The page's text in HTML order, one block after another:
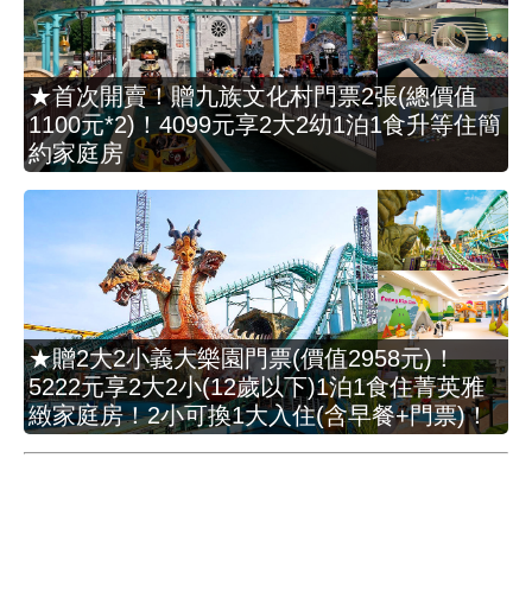
★首次開賣！贈九族文化村門票2張(總價值
1100元*2)！4099元享2大2幼1泊1食升等住簡
約家庭房
★贈2大2小義大樂園門票(價值2958元)！
5222元享2大2小(12歲以下)1泊1食住菁英雅
緻家庭房！2小可換1大入住(含早餐+門票)！